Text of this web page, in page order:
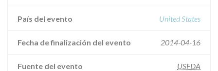
País del evento United States
Fecha de finalización del evento 2014-04-16
Fuente del evento USFDA